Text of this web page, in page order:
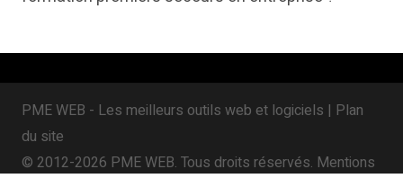
PME WEB - Les meilleurs outils web et logiciels | Plan
du site
© 2012-2026 PME WEB. Tous droits réservés. Mentions